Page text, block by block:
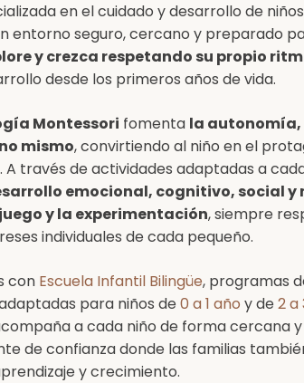
en el cuidado y desarrollo de
entorno seguro, cercano y preparado
y crezca respetando su propio
desde los primeros años de vida.
Montessori fomenta la
mismo, convirtiendo al niño en el
A través de actividades adaptadas a
emocional, cognitivo, social y
y la experimentación, siempre
individuales de cada pequeño.
con Escuela Infantil Bilingüe, programas
para niños de0 a 1 año y de2 a
a cada niño de forma cercana
de confianza donde las familias
y crecimiento.